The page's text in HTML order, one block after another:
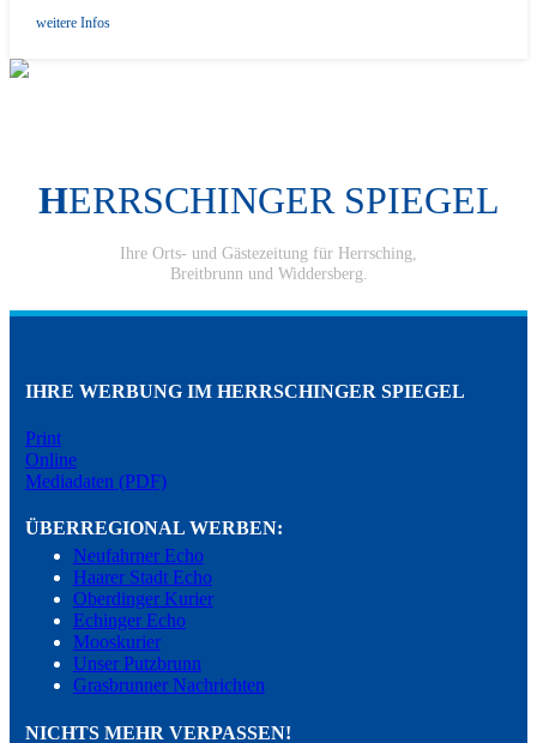
weitere Infos
HERRSCHINGER SPIEGEL
Ihre Orts- und Gästezeitung für Herrsching,
Breitbrunn und Widdersberg.
IHRE WERBUNG IM HERRSCHINGER SPIEGEL
Print
Online
Mediadaten (PDF)
ÜBERREGIONAL WERBEN:
Neufahrner Echo
Haarer Stadt Echo
Oberdinger Kurier
Echinger Echo
Mooskurier
Unser Putzbrunn
Grasbrunner Nachrichten
NICHTS MEHR VERPASSEN!